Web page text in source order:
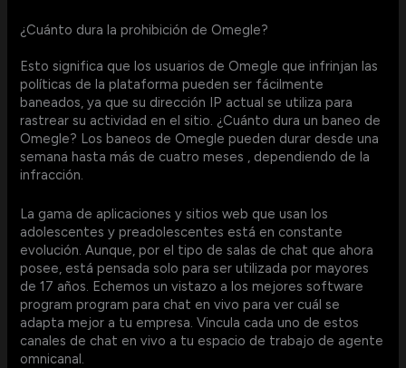
¿Cuánto dura la prohibición de Omegle?
Esto significa que los usuarios de Omegle que infrinjan las
políticas de la plataforma pueden ser fácilmente
baneados, ya que su dirección IP actual se utiliza para
rastrear su actividad en el sitio. ¿Cuánto dura un baneo de
Omegle? Los baneos de Omegle pueden durar desde una
semana hasta más de cuatro meses , dependiendo de la
infracción.
La gama de aplicaciones y sitios web que usan los
adolescentes y preadolescentes está en constante
evolución. Aunque, por el tipo de salas de chat que ahora
posee, está pensada solo para ser utilizada por mayores
de 17 años. Echemos un vistazo a los mejores software
program program para chat en vivo para ver cuál se
adapta mejor a tu empresa. Vincula cada uno de estos
canales de chat en vivo a tu espacio de trabajo de agente
omnicanal.